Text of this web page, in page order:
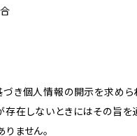
き個人情報の開示を求め
在しないときにはその旨を
ません。